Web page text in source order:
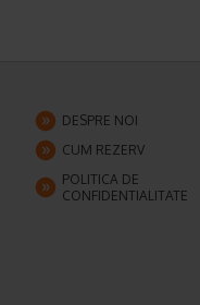
DESPRE NOI
CUM REZERV
POLITICA DE
CONFIDENTIALITATE